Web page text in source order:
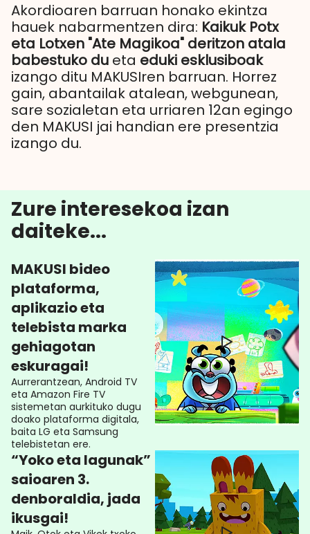
Akordioaren barruan honako ekintza
hauek nabarmentzen dira: Kaikuk Potx
eta Lotxen "Ate Magikoa" deritzon atala
babestuko du eta eduki esklusiboak
izango ditu MAKUSIren barruan. Horrez
gain, abantailak atalean, webgunean,
sare sozialetan eta urriaren 12an egingo
den MAKUSI jai handian ere presentzia
izango du.
Zure interesekoa izan
daiteke...
MAKUSI bideo
plataforma,
aplikazio eta
telebista marka
gehiagotan
eskuragai!
Aurrerantzean, Android TV
eta Amazon Fire TV
sistemetan aurkituko dugu
doako plataforma digitala,
baita LG eta Samsung
telebistetan ere.
“Yoko eta lagunak”
saioaren 3.
denboraldia, jada
ikusgai!